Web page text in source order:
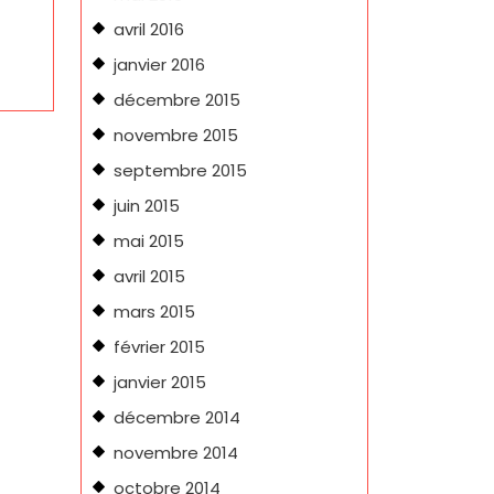
avril 2016
janvier 2016
décembre 2015
novembre 2015
septembre 2015
juin 2015
mai 2015
avril 2015
mars 2015
février 2015
janvier 2015
décembre 2014
novembre 2014
octobre 2014